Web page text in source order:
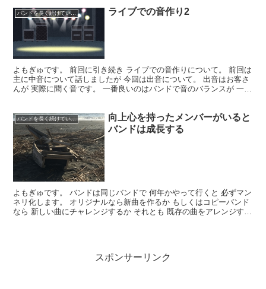
バンドを長く続けていくコツ ライブでの音作り2
よもぎゅです。 前回に引き続き ライブでの音作りについて。 前回は
主に中音について話しましたが 今回は出音について。 出音はお客さ
んが 実際に聞く音です。 一番良いのはバンドで音のバランスが 一番
バンドを長く続けていくコツ
向上心を持ったメンバーがいると
バンドは成長する
よもぎゅです。 バンドは同じバンドで 何年かやって行くと 必ずマン
ネリ化します。 オリジナルなら新曲を作るか もしくはコピーバンド
なら 新しい曲にチャレンジするか それとも 既存の曲をアレンジする
スポンサーリンク